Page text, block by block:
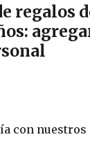
regalos
con